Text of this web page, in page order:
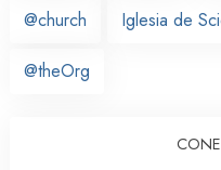
@church Iglesia de
@theOrg